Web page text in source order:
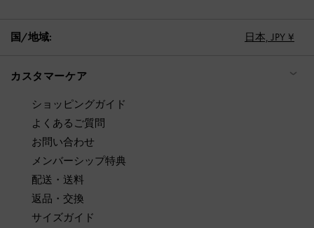
国/地域: 日本, JPY ¥
カスタマーケア
ショッピングガイド
よくあるご質問
お問い合わせ
メンバーシップ特典
配送・送料
返品・交換
サイズガイド